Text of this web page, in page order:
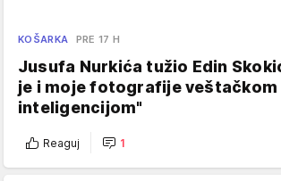
KOŠARKA PRE 17 H
Jusufa Nurkića tužio Edin
je i moje fotografije veštačkom
inteligencijom"
Reaguj 1